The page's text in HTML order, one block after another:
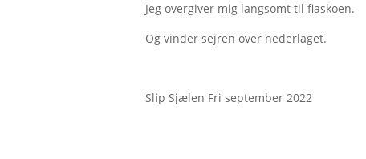
Jeg overgiver mig langsomt til fiaskoen.
Og vinder sejren over nederlaget.
Slip Sjælen Fri september 2022